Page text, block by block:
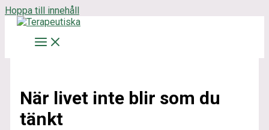
Hoppa till innehåll
När livet inte blir som du
tänkt